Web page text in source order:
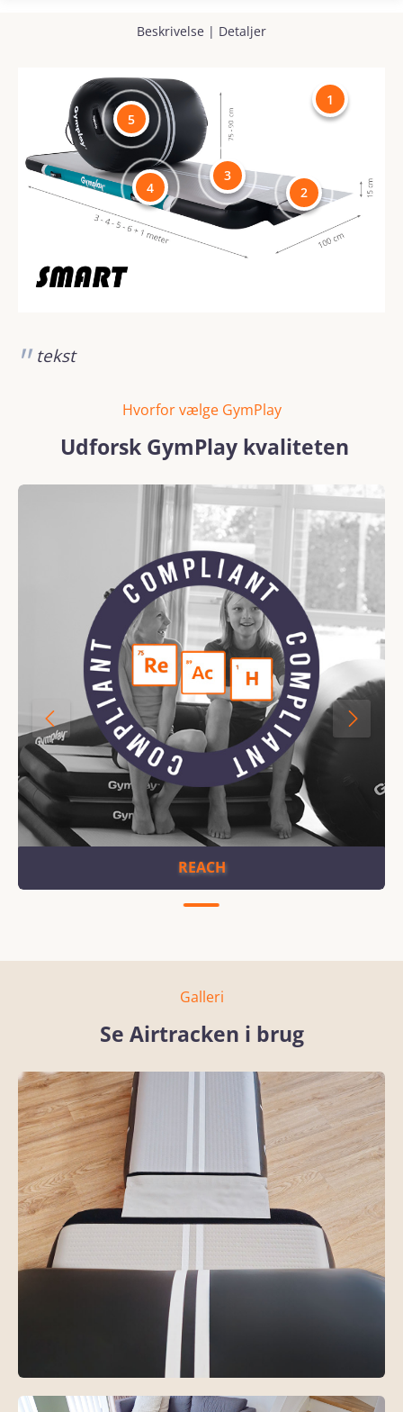
Beskrivelse | Detaljer
1
2
3
4
5
tekst
Hvorfor vælge GymPlay
Udforsk GymPlay kvaliteten
Spring over billedgalleri
REACH
REACH
Galleri
Se Airtracken i brug